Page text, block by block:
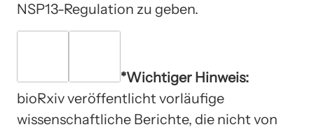
NSP13-Regulation zu geben.
*Wichtiger Hinweis:
bioRxiv veröffentlicht vorläufige
wissenschaftliche Berichte, die nicht von